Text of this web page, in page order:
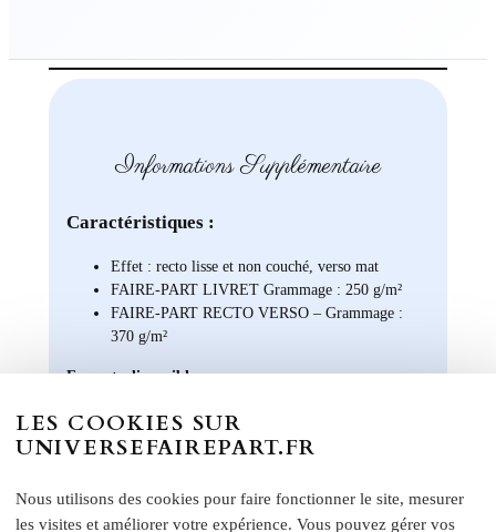
Informations Supplémentaire
Caractéristiques :
Effet : recto lisse et non couché, verso mat
FAIRE-PART LIVRET Grammage : 250 g/m²
FAIRE-PART RECTO VERSO – Grammage :
370 g/m²
Formats disponibles :
(Fermé)
Format A6 portrait : 10,5 x 14 cm
LES COOKIES SUR
UNIVERSEFAIREPART.FR
Nous utilisons des cookies pour faire fonctionner le site, mesurer
les visites et améliorer votre expérience. Vous pouvez gérer vos